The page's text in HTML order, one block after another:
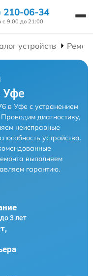
210-06-34
с 9:00 до 21:00
устройств
Уфе
в Уфе с устранением
диагностику,
неисправные
устройства.
выполняем
гарантию.
3 лет